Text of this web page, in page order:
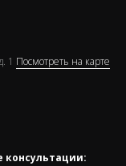
1 Посмотреть на карте
консультации: